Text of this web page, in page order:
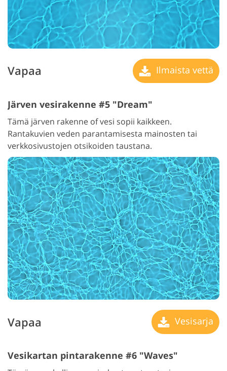
Vapaa Ilmaista vettä
Järven vesirakenne #5 "Dream"
Tämä järven rakenne of vesi sopii kaikkeen.
Rantakuvien veden parantamisesta mainosten tai
verkkosivustojen otsikoiden taustana.
Vapaa Vesisarja
Vesikartan pintarakenne #6 "Waves"